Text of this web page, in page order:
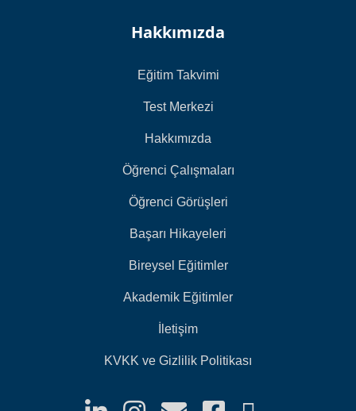
Hakkımızda
Eğitim Takvimi
Test Merkezi
Hakkımızda
Öğrenci Çalışmaları
Öğrenci Görüşleri
Başarı Hikayeleri
Bireysel Eğitimler
Akademik Eğitimler
İletişim
KVKK ve Gizlilik Politikası